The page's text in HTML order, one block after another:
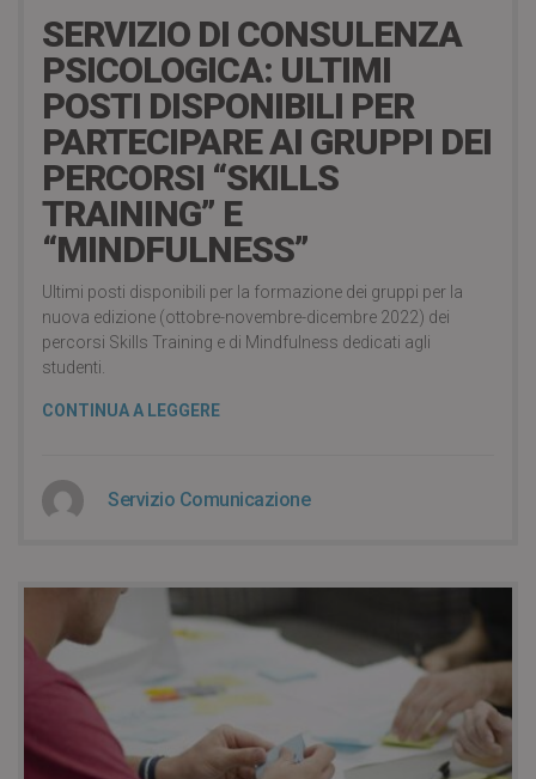
SERVIZIO DI CONSULENZA
PSICOLOGICA: ULTIMI
POSTI DISPONIBILI PER
PARTECIPARE AI GRUPPI DEI
PERCORSI “SKILLS
TRAINING” E
“MINDFULNESS”
Ultimi posti disponibili per la formazione dei gruppi per la
nuova edizione (ottobre-novembre-dicembre 2022) dei
percorsi Skills Training e di Mindfulness dedicati agli
studenti.
CONTINUA A LEGGERE
Servizio Comunicazione